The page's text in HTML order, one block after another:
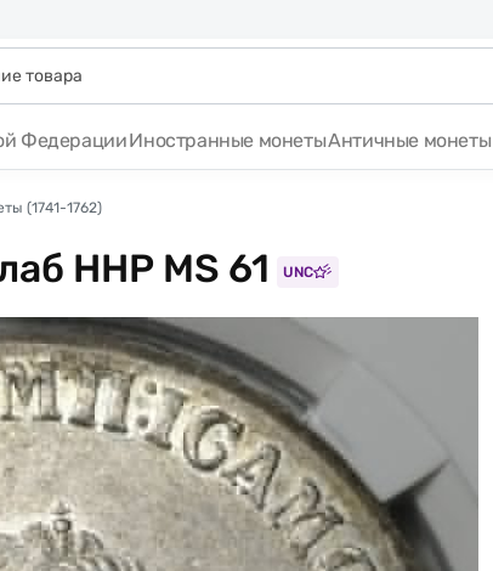
ФедерацииИностранные монетыАнтичные монеты
(1741-1762)
ННР MS 61 UNC